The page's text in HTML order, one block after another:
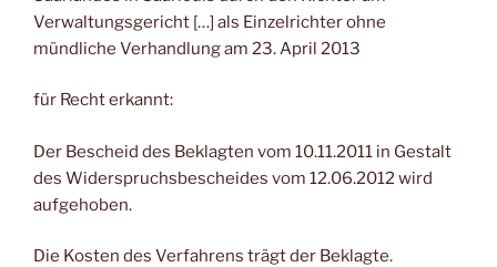
Verwaltungsgericht […] als Einzelrichter ohne
mündliche Verhandlung am 23. April 2013
für Recht erkannt:
Der Bescheid des Beklagten vom 10.11.2011 in Gestalt
des Widerspruchsbescheides vom 12.06.2012 wird
aufgehoben.
Die Kosten des Verfahrens trägt der Beklagte.